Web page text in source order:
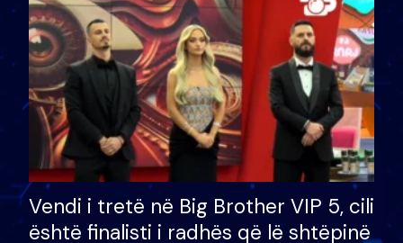
Vendi i tretë në Big Brother VIP 5, cili
është finalisti i radhës që lë shtëpinë